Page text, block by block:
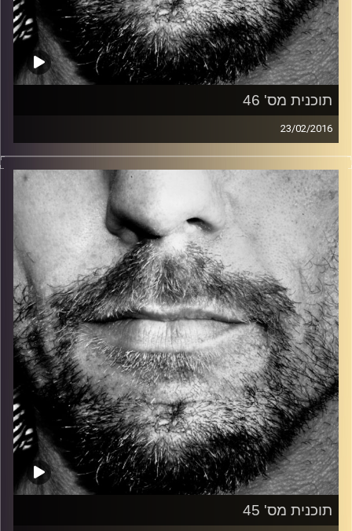
תוכנית מס' 46
23/02/2016
זיפים, מוזיקה מחוספסת של הופעות חיות. הרבה ג'אם, רוק,
בלוז, bluegrass, ג'אז, Fאנק, פרוגרסיב ואפילו אלקטרוניקה.
כל מה שחי, אמיתי ונושם.
עם שמוליק רגב.
קרדיט תמונות: David Goehring
תוכנית מס' 45